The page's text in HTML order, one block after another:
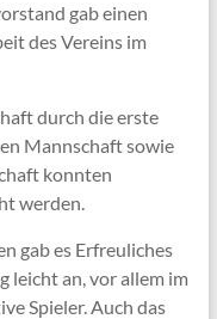
gab einen
des Vereins im
durch die erste
Mannschaft sowie
konnten
werden.
gab es Erfreuliches
leicht an, vor allem im
Spieler. Auch das